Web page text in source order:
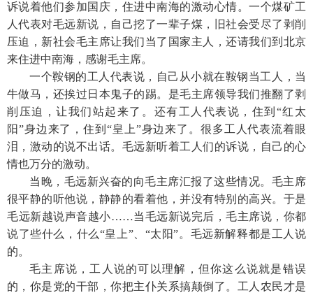
诉说着他们参加国庆 ， 住进中南海的激动心情。一个煤矿工
人代表对毛远新说 ， 自己挖了一辈子煤 ，
旧社会受尽了剥削
压迫 ， 新社会毛主席让我们当了国家主人 ，还请我们到北京
来住进中南海 ， 感谢毛主席。
一个鞍钢的工人代表说 ， 自己从小就在鞍钢当工人 ， 当
牛做马 ， 还挨过日本鬼子的踢。是毛主席领导我们推翻了剥
削压迫
，让我们站起来了。还有工人代表说 ， 住到 “红太
阳”身边来了 ，住到 “皇上”身边来了。很多工人代表流着眼
泪 ， 激动的说不出话。毛远新听着工人们的诉说 ， 自己的心
情也万分的激动。
当晚 ， 毛远新兴奋的向毛主席汇报了这些情况。毛主席
很平静的听他说 ， 静静的看着他 ，并没有特别的高兴。于是
毛远新越说声音越小……当毛远新说完后 ， 毛主席说 ， 你都
说了些什么 ， 什么“皇上”、“太阳”。毛远新解释都是工人说
的。
毛主席说 ， 工人说的可以理解 ， 但你这么说就是错误
的 ， 你是党的干部 ，你把主仆关系搞颠倒了。工人农民才是